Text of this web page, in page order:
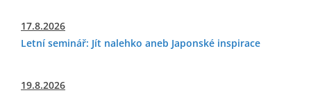
17.8.2026
Letní seminář: Jít nalehko aneb Japonské inspirace
19.8.2026